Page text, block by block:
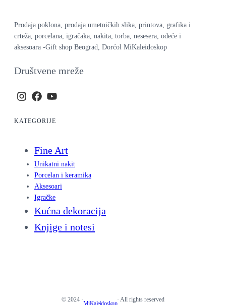
Prodaja poklona, prodaja umetničkih slika, printova, grafika i
crteža, porcelana, igračaka, nakita, torba, nesesera, odeće i
aksesoara -Gift shop Beograd, Dorćol MiKaleidoskop
Društvene mreže
KATEGORIJE
Fine Art
Unikatni nakit
Porcelan i keramika
Aksesoari
Igračke
Kućna dekoracija
Knjige i notesi
© 2024 · · All rights reserved